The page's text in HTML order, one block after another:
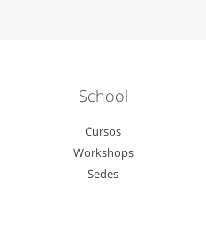
School
Cursos
Workshops
Sedes